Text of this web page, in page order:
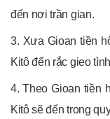
đến nơi trần gian.
3. Xưa Gioan tiền
Kitô đến rắc gieo
4. Theo Gioan tiền
Kitô sẽ đến trong